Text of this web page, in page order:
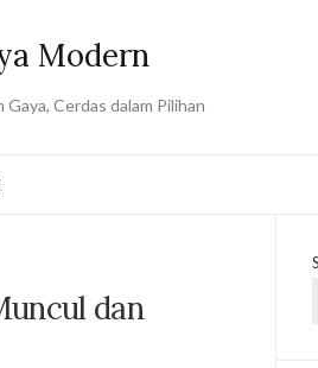
Modern
Gaya, Cerdas dalam Pilihan
dan